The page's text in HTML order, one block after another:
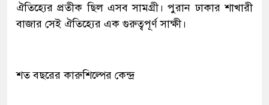
ঐতিহ্যের প্রতীক ছিল এসব সামগ্রী। পুরান ঢাকার শাখারী
বাজার সেই ঐতিহ্যের এক গুরুত্বপূর্ণ সাক্ষী।
শত বছরের কারুশিল্পের কেন্দ্র